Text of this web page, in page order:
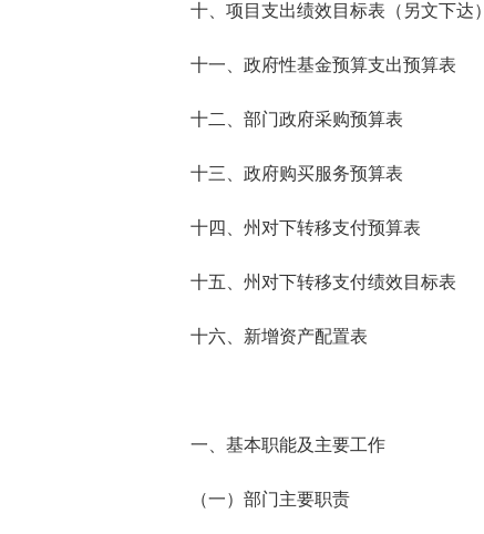
十、项目支出绩效目标表（另文下达）
十一、政府性基金预算支出预算表
十二、部门政府采购预算表
十三、政府购买服务预算表
十四、州对下转移支付预算表
十五、州对下转移支付绩效目标表
十六、新增资产配置表
一、基本职能及主要工作
（一）部门主要职责